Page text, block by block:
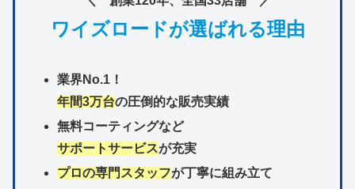
ワイズロードが選ばれる理由
業界No.1！
年間3万台の圧倒的な販売実績
無料コーティングなど
サポートサービスが充実
プロの専門スタッフが丁寧に組み立て